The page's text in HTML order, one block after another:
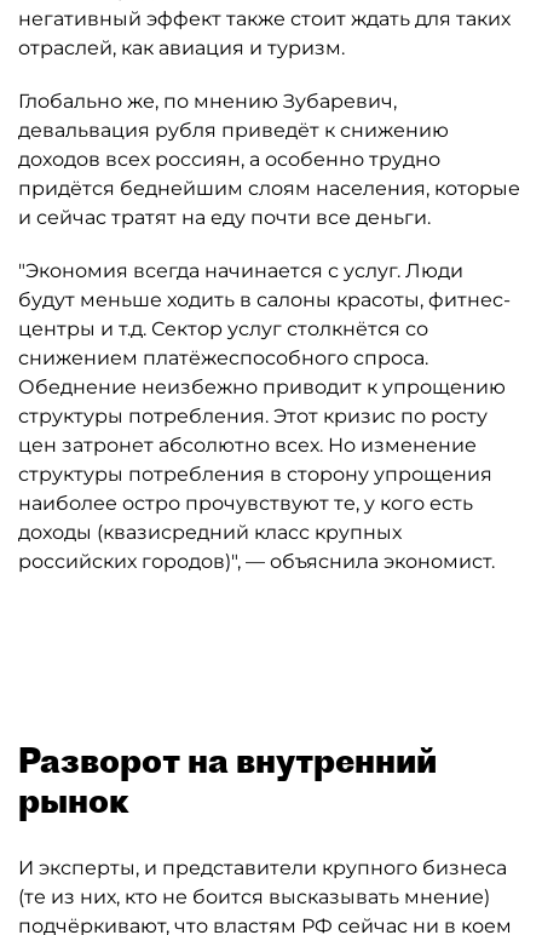
негативный эффект также стоит ждать для таких
отраслей, как авиация и туризм.
Глобально же, по мнению Зубаревич,
девальвация рубля приведёт к снижению
доходов всех россиян, а особенно трудно
придётся беднейшим слоям населения, которые
и сейчас тратят на еду почти все деньги.
"Экономия всегда начинается с услуг. Люди
будут меньше ходить в салоны красоты, фитнес-
центры и т.д. Сектор услуг столкнётся со
снижением платёжеспособного спроса.
Обеднение неизбежно приводит к упрощению
структуры потребления. Этот кризис по росту
цен затронет абсолютно всех. Но изменение
структуры потребления в сторону упрощения
наиболее остро прочувствуют те, у кого есть
доходы (квазисредний класс крупных
российских городов)", — объяснила экономист.
Разворот на внутренний
рынок
И эксперты, и представители крупного бизнеса
(те из них, кто не боится высказывать мнение)
подчёркивают, что властям РФ сейчас ни в коем